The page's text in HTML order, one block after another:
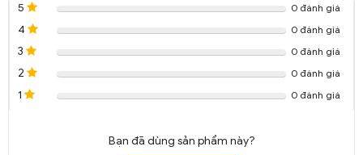
5
0 đánh giá
4 0 đánh giá
3 0 đánh giá
2 0 đánh giá
1 0 đánh giá
Bạn đã dùng sản phẩm này?